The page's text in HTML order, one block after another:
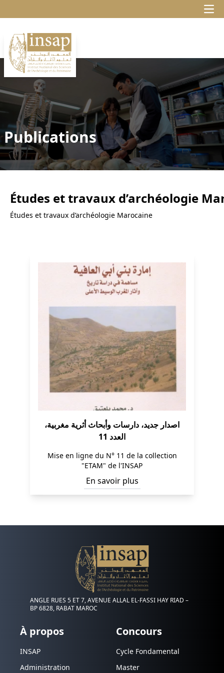
Publications
Études et travaux d’archéologie
Études et travaux d’archéologie Marocaine
اصدار جديد، دارسات وأبحاث أثرية مغربية،
العدد 11
Mise en ligne du N° 11 de la collection
"ETAM" de l'INSAP
En savoir plus
ANGLE RUES 5 ET 7, AVENUE ALLAL EL-FASSI HAY RIAD –
BP 6828, RABAT MAROC
À propos
INSAP
Administration
Concours
Cycle Fondamental
Master